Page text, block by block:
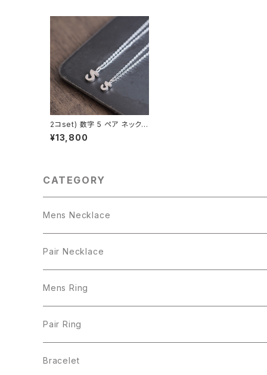
2コset) 数字 5 ペア ネックレ
ス シルバー925
¥13,800
CATEGORY
Mens Necklace
Pair Necklace
Mens Ring
Pair Ring
Bracelet